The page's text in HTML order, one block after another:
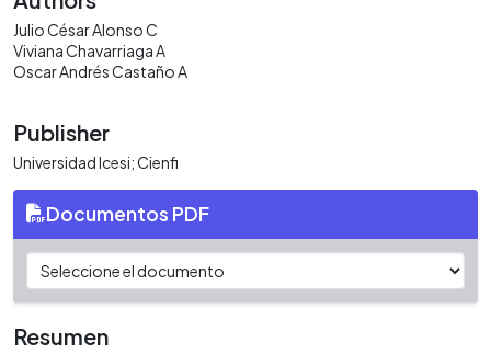
Julio César Alonso C
Viviana Chavarriaga A
Oscar Andrés Castaño A
Publisher
Universidad Icesi; Cienfi
Documentos PDF
Resumen